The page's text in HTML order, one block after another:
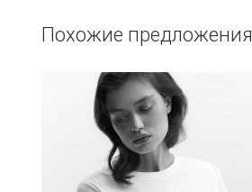
Похожие предложения